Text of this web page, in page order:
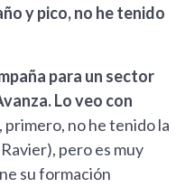
y pico, no he tenido
para un sector
Lo veo con
primero, no he tenido la
pero es muy
su formación